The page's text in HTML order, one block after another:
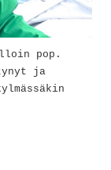
pop.
ja